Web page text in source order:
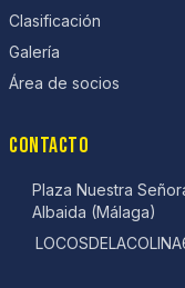
Clasificación
Galería
Área de socios
CONTACTO
Plaza Nuestra
Albaida (Málaga)